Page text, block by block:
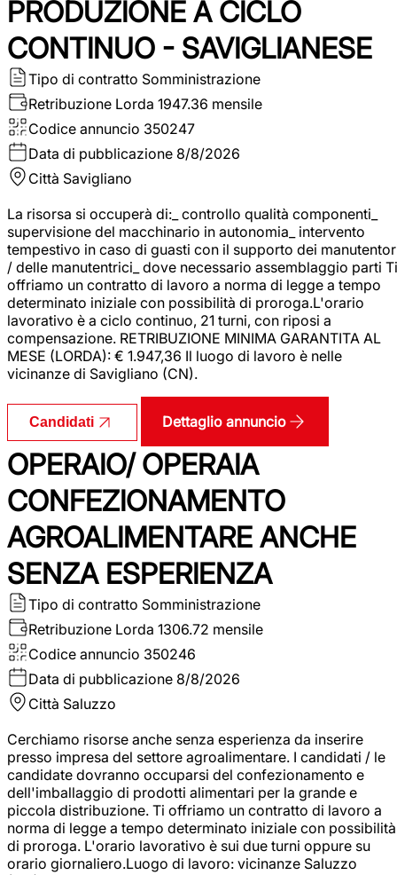
PRODUZIONE A CICLO
CONTINUO - SAVIGLIANESE
Tipo di contratto Somministrazione
Retribuzione Lorda 1947.36 mensile
Codice annuncio 350247
Data di pubblicazione 8/8/2026
Città Savigliano
La risorsa si occuperà di:_ controllo qualità componenti_
supervisione del macchinario in autonomia_ intervento
tempestivo in caso di guasti con il supporto dei
/ delle manutentrici_ dove necessario assemblaggio parti Ti
offriamo un contratto di lavoro a norma di legge a tempo
determinato iniziale con possibilità di proroga.L'orario
lavorativo è a ciclo continuo, 21 turni, con riposi a
compensazione. RETRIBUZIONE MINIMA GARANTITA AL
MESE (LORDA): € 1.947,36 Il luogo di lavoro è nelle
vicinanze di Savigliano (CN).
Candidati Dettaglio annuncio
OPERAIO/ OPERAIA
CONFEZIONAMENTO
AGROALIMENTARE ANCHE
SENZA ESPERIENZA
Tipo di contratto Somministrazione
Retribuzione Lorda 1306.72 mensile
Codice annuncio 350246
Data di pubblicazione 8/8/2026
Città Saluzzo
Cerchiamo risorse anche senza esperienza da inserire
presso impresa del settore agroalimentare. I candidati / le
candidate dovranno occuparsi del confezionamento e
dell'imballaggio di prodotti alimentari per la grande e
piccola distribuzione. Ti offriamo un contratto di lavoro a
norma di legge a tempo determinato iniziale con possibilità
di proroga. L'orario lavorativo è sui due turni oppure su
orario giornaliero.Luogo di lavoro: vicinanze Saluzzo